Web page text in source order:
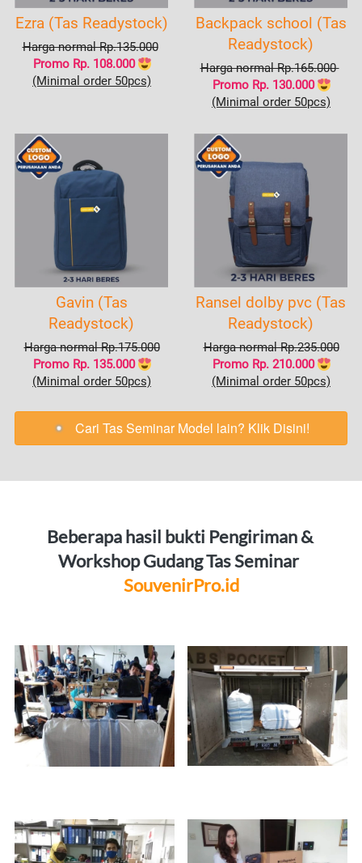
Ezra (Tas Readystock)
Harga normal Rp.135.000
Promo Rp. 108.000
(Minimal order 50pcs)
Backpack school (Tas
Readystock)
Harga normal Rp.165.000
Promo Rp. 130.000
(Minimal order 50pcs)
Gavin (Tas
Readystock)
Harga normal Rp.175.000
Promo Rp. 135.000
(Minimal order 50pcs)
Ransel dolby pvc (Tas
Readystock)
Harga normal Rp.235.000
Promo Rp. 210.000
(Minimal order 50pcs)
` Cari Tas Seminar Model lain? Klik Disini!
Beberapa hasil bukti Pengiriman &
Workshop Gudang Tas Seminar
SouvenirPro.id